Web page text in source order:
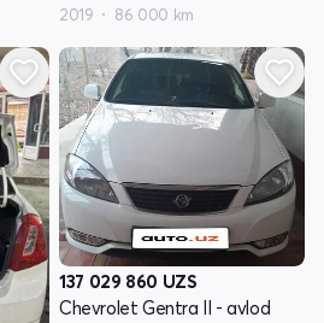
2019 86 000 km
137 029 860 UZS
Chevrolet Gentra II - avlod